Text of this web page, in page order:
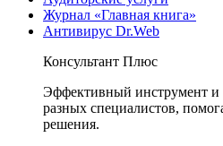
Журнал «Главная книга»
Антивирус Dr.Web
Консультант Плюс
Эффективный инструмент
разных специалистов,
решения.